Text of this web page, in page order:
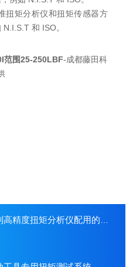
扭矩分析仪和扭矩传感器方
和 ISO。
范围25-250LBF-成都藤田科
仪配用的微型传感器BMX20z—多功能校准与验证